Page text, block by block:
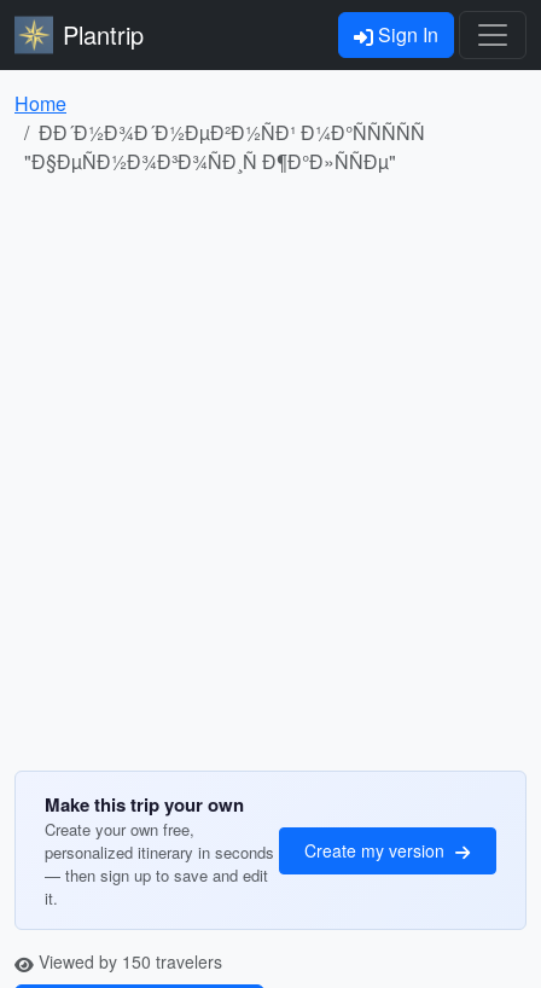
Plantrip Sign In
Home
ÐÐ´Ð½Ð¾Ð´Ð½ÐµÐ²Ð½ÑÐ¹ Ð¼Ð°ÑÑÑÑÑ
"Ð§ÐµÑÐ½Ð¾Ð³Ð¾ÑÐ¸Ñ Ð¶Ð°Ð»ÑÑÐµ"
Make this trip your own
Create your own free,
personalized itinerary in seconds
— then sign up to save and edit
it.
Create my version
Viewed by 150 travelers